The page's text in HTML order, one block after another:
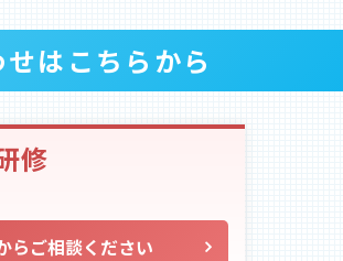
はこちらから
修
らご相談ください